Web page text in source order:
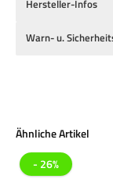
Hersteller-Infos
Warn- u.
Produktgalerie
Ähnliche Artikel
- 26%